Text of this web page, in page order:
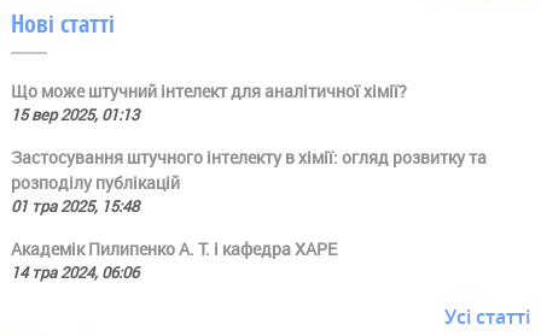
Нові статті
Що може штучний інтелект для аналітичної хімії?
15 вер 2025, 01:13
Застосування штучного інтелекту в хімії: огляд розвитку та
розподілу публікацій
01 тра 2025, 15:48
Академік Пилипенко А. Т. і кафедра ХАРЕ
14 тра 2024, 06:06
Усі статті